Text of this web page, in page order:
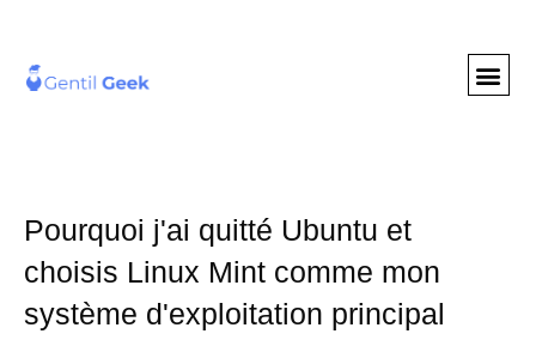
Pourquoi j'ai quitté Ubuntu et
choisis Linux Mint comme mon
système d'exploitation principal